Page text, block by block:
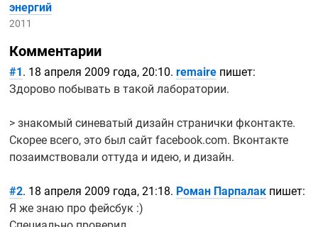
энергий
2011
Комментарии
#1 . 18 апреля 2009 года, 20:10.remaire пишет:
Здорово побывать в такой лаборатории.
> знакомый синеватый дизайн странички фконтакте.
Скорее всего, это был сайт facebook.com. Вконтакте
позаимствовали оттуда и идею, и дизайн.
#2. 18 апреля 2009 года, 21:18. Роман Парпалак пишет:
Я же знаю про фейсбук :)